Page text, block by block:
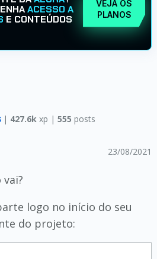
ACESSO A
E CONTEÚDOS
VEJA OS
PLANOS
| 427.6k xp |555 posts
23/08/2021
vai?
logo no início do seu
do projeto: